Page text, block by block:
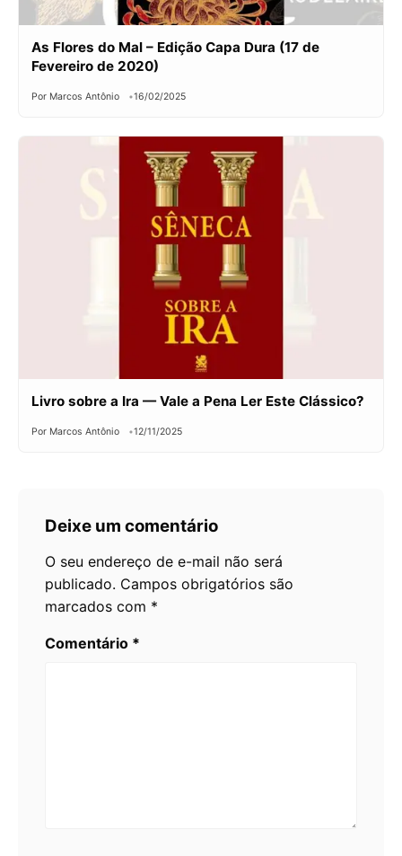
As Flores do Mal – Edição Capa Dura (17 de
Fevereiro de 2020)
Por Marcos Antônio 16/02/2025
Livro sobre a Ira — Vale a Pena Ler Este Clássico?
Por Marcos Antônio 12/11/2025
Deixe um comentário
O seu endereço de e-mail não será
publicado. Campos obrigatórios são
marcados com *
Comentário *